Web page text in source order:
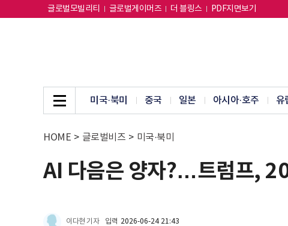
글로벌모빌리티 글로벌게이머즈 더 블링스 PDF지면보기
미국·북미 중국 일본 아시아·호주 유
HOME > 글로벌비즈 > 미국·북미
AI 다음은 양자?…트럼프,
이다현 기자 입력 2026-06-24 21:43